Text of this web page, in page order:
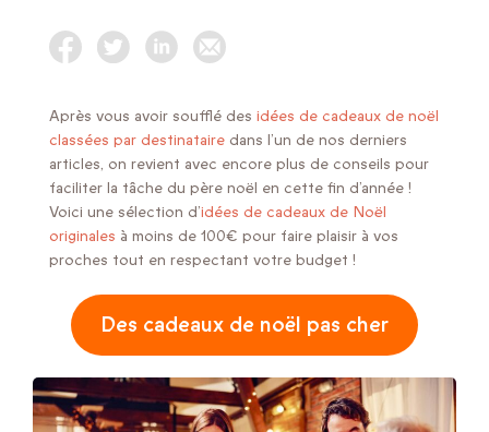
Après vous avoir soufflé des idées de cadeaux de noël
classées par destinataire dans l’un de nos derniers
articles, on revient avec encore plus de conseils pour
faciliter la tâche du père noël en cette fin d’année !
Voici une sélection d’idées de cadeaux de Noël
originales à moins de 100€ pour faire plaisir à vos
proches tout en respectant votre budget !
Des cadeaux de noël pas cher